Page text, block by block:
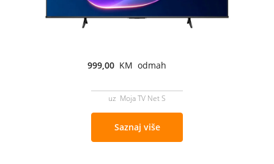
999,00 KM odmah
uz Moja TV Net S
Saznaj više